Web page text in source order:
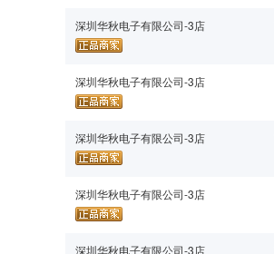
深圳华秋电子有限公司-3店
深圳华秋电子有限公司-3店
深圳华秋电子有限公司-3店
深圳华秋电子有限公司-3店
深圳华秋电子有限公司-3店